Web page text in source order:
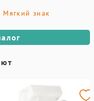
Мягкий знак